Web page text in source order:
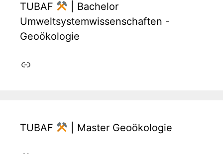
TUBAF
| Bachelor
Umweltsystemwissenschaften -
Geoökologie
Link
TUBAF | Master Geoökologie